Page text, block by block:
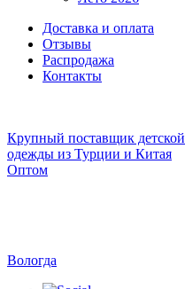
Доставка и оплата
Отзывы
Распродажа
Контакты
Крупный поставщик детской
одежды из Турции и Китая
Оптом
Вологда